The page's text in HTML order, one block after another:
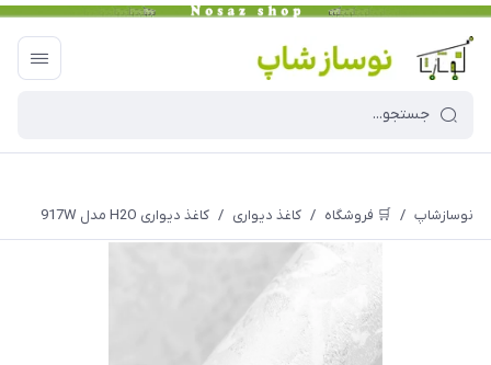
نوسازشاپ / 🛒 فروشگاه / کاغذ دیواری / کاغذ دیواری H2O مدل 917W